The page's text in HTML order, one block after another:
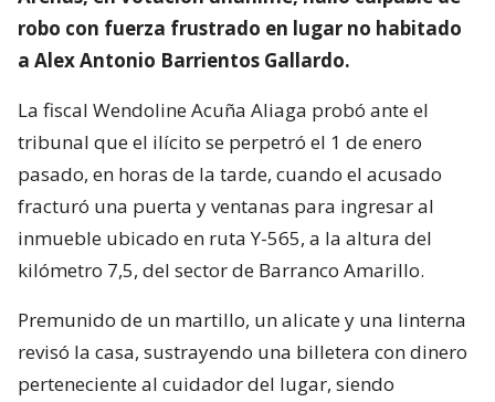
robo con fuerza frustrado en lugar no habitado
a Alex Antonio Barrientos Gallardo.
La fiscal Wendoline Acuña Aliaga probó ante el
tribunal que el ilícito se perpetró el 1 de enero
pasado, en horas de la tarde, cuando el acusado
fracturó una puerta y ventanas para ingresar al
inmueble ubicado en ruta Y-565, a la altura del
kilómetro 7,5, del sector de Barranco Amarillo.
Premunido de un martillo, un alicate y una linterna
revisó la casa, sustrayendo una billetera con dinero
perteneciente al cuidador del lugar, siendo